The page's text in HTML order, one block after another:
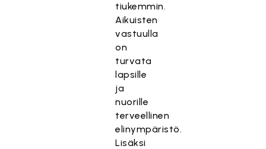
tiukemmin.
Aikuisten
vastuulla
on
turvata
lapsille
ja
nuorille
terveellinen
elinympäristö.
Lisäksi